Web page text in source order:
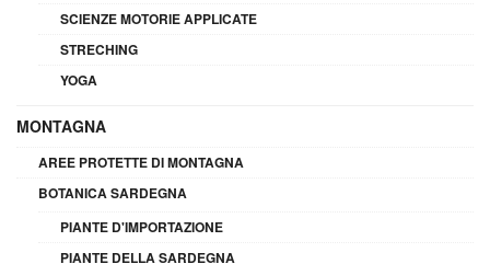
SCIENZE MOTORIE APPLICATE
STRECHING
YOGA
MONTAGNA
AREE PROTETTE DI MONTAGNA
BOTANICA SARDEGNA
PIANTE D'IMPORTAZIONE
PIANTE DELLA SARDEGNA